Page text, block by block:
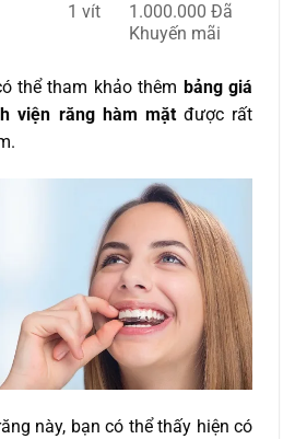
1 vít
1.000.000 Đã
Khuyến mãi
thể tham khảo thêm bảng giá
viện răng hàm mặtđược rất
này, bạn có thể thấy hiện có